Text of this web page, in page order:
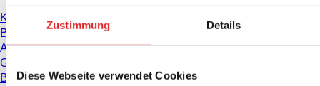
Zustimmung Details
Diese Webseite verwendet Cookies
Katalog
Broschüren
Anwenderinformationen
Gebrauchshinweise
Bedienungsanleitungen